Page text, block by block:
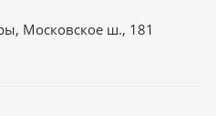
Московское ш., 181